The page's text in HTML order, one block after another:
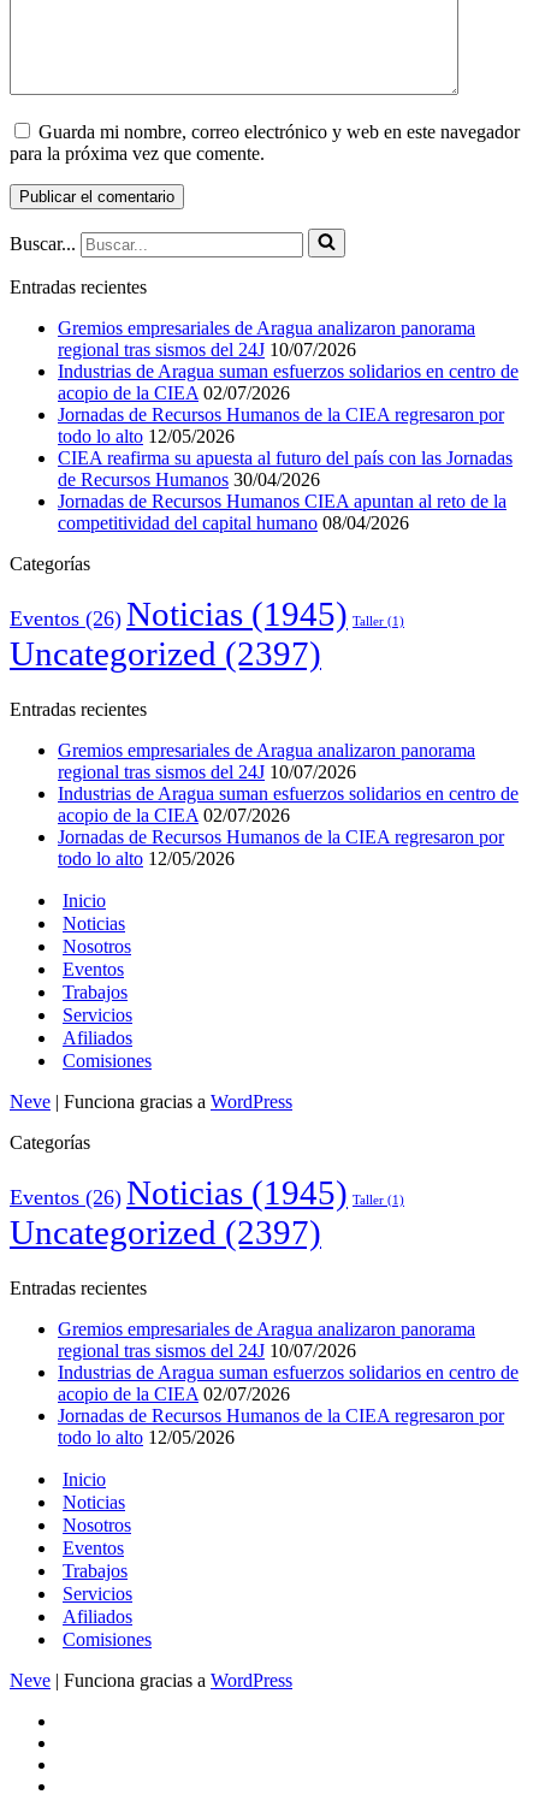
Guarda mi nombre, correo electrónico y web en este navegador
para la próxima vez que comente.
Buscar...
Entradas recientes
Gremios empresariales de Aragua analizaron panorama
regional tras sismos del 24J 10/07/2026
Industrias de Aragua suman esfuerzos solidarios en centro de
acopio de la CIEA 02/07/2026
Jornadas de Recursos Humanos de la CIEA regresaron por
todo lo alto 12/05/2026
CIEA reafirma su apuesta al futuro del país con las Jornadas
de Recursos Humanos 30/04/2026
Jornadas de Recursos Humanos CIEA apuntan al reto de la
competitividad del capital humano 08/04/2026
Categorías
Eventos (26) Noticias (1945) Taller (1)
Uncategorized (2397)
Entradas recientes
Gremios empresariales de Aragua analizaron panorama
regional tras sismos del 24J 10/07/2026
Industrias de Aragua suman esfuerzos solidarios en centro de
acopio de la CIEA 02/07/2026
Jornadas de Recursos Humanos de la CIEA regresaron por
todo lo alto 12/05/2026
Inicio
Noticias
Nosotros
Eventos
Trabajos
Servicios
Afiliados
Comisiones
Neve | Funciona gracias a WordPress
Categorías
Eventos (26) Noticias (1945) Taller (1)
Uncategorized (2397)
Entradas recientes
Gremios empresariales de Aragua analizaron panorama
regional tras sismos del 24J 10/07/2026
Industrias de Aragua suman esfuerzos solidarios en centro de
acopio de la CIEA 02/07/2026
Jornadas de Recursos Humanos de la CIEA regresaron por
todo lo alto 12/05/2026
Inicio
Noticias
Nosotros
Eventos
Trabajos
Servicios
Afiliados
Comisiones
Neve | Funciona gracias a WordPress